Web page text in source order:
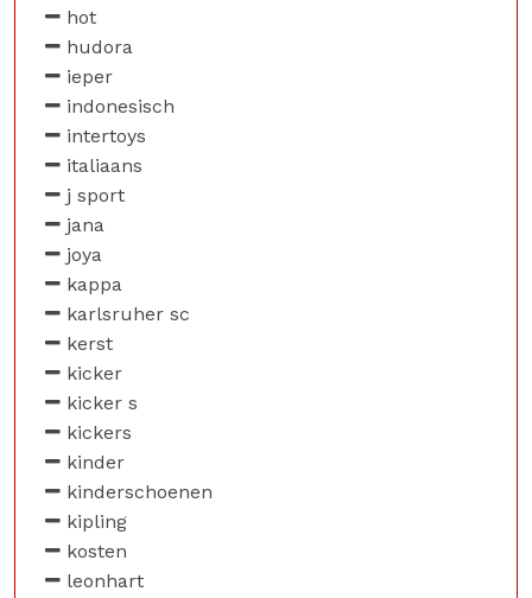
hot
hudora
ieper
indonesisch
intertoys
italiaans
j sport
jana
joya
kappa
karlsruher sc
kerst
kicker
kicker s
kickers
kinder
kinderschoenen
kipling
kosten
leonhart